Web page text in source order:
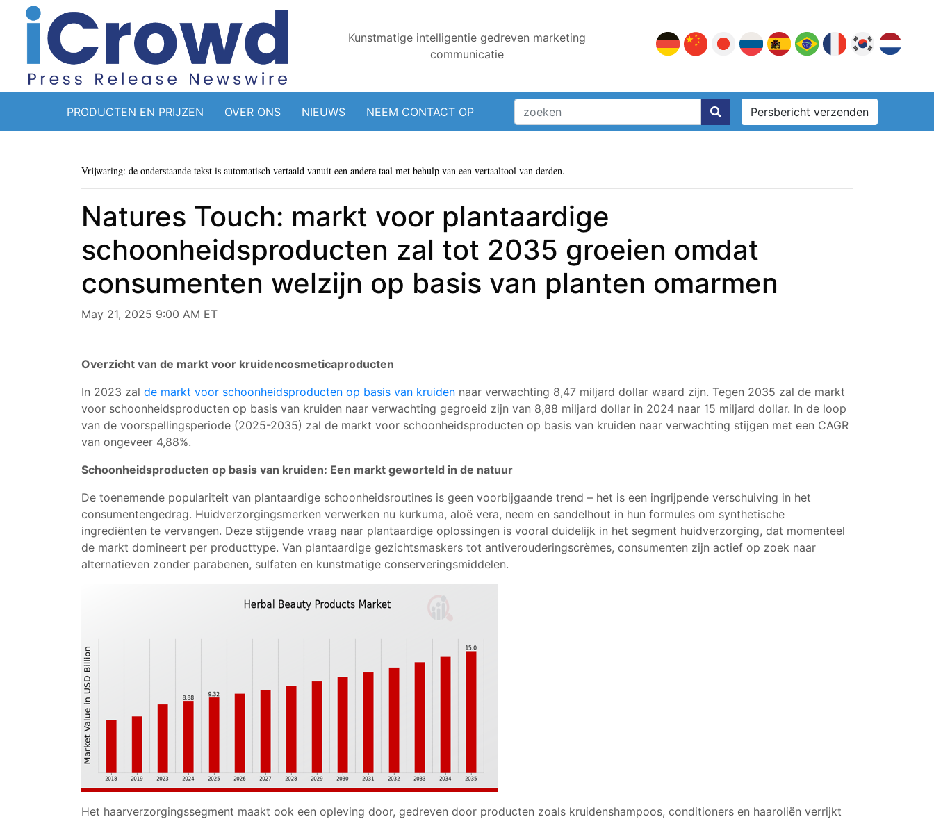
Kunstmatige intelligentie gedreven marketing
communicatie
PRODUCTEN EN PRIJZEN OVER ONS NIEUWS NEEM CONTACT OP Persbericht verzenden
Vrijwaring: de onderstaande tekst is automatisch vertaald vanuit een andere taal met behulp van een vertaaltool van derden.
Natures Touch: markt voor plantaardige
schoonheidsproducten zal tot 2035 groeien omdat
consumenten welzijn op basis van planten omarmen
May 21, 2025 9:00 AM ET
Overzicht van de markt voor kruidencosmeticaproducten
In 2023 zal de markt voor schoonheidsproducten op basis van kruiden naar verwachting 8,47 miljard dollar waard zijn. Tegen 2035 zal de markt
voor schoonheidsproducten op basis van kruiden naar verwachting gegroeid zijn van 8,88 miljard dollar in 2024 naar 15 miljard dollar. In de loop
van de voorspellingsperiode (2025-2035) zal de markt voor schoonheidsproducten op basis van kruiden naar verwachting stijgen met een CAGR
van ongeveer 4,88%.
Schoonheidsproducten op basis van kruiden: Een markt geworteld in de natuur
De toenemende populariteit van plantaardige schoonheidsroutines is geen voorbijgaande trend – het is een ingrijpende verschuiving in het
consumentengedrag. Huidverzorgingsmerken verwerken nu kurkuma, aloë vera, neem en sandelhout in hun formules om synthetische
ingrediënten te vervangen. Deze stijgende vraag naar plantaardige oplossingen is vooral duidelijk in het segment huidverzorging, dat momenteel
de markt domineert per producttype. Van plantaardige gezichtsmaskers tot antiverouderingscrèmes, consumenten zijn actief op zoek naar
alternatieven zonder parabenen, sulfaten en kunstmatige conserveringsmiddelen.
Het haarverzorgingssegment maakt ook een opleving door, gedreven door producten zoals kruidenshampoos, conditioners en haaroliën verrijkt